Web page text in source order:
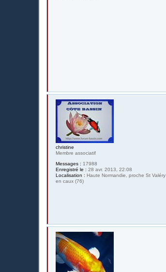
christine
Membre associatif
Messages : 17988
Enregistré le : 28 avr. 2013, 22:08
Localisation : Haute Normandie, proche St Valéry
en caux (76)